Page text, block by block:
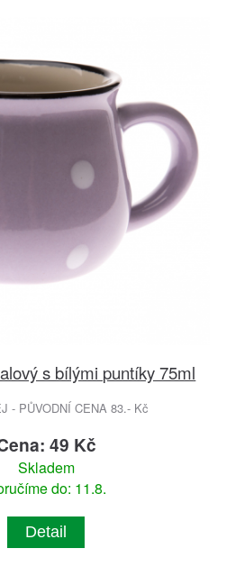
s bílými puntíky 75ml
- PŮVODNÍ CENA 83.- Kč
49 Kč
Skladem
do: 11.8.
Detail